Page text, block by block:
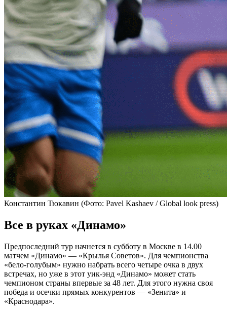
Константин Тюкавин (Фото: Pavel Kashaev / Global look press)
Все в руках «Динамо»
Предпоследний тур начнется в субботу в Москве в 14.00
матчем «Динамо» — «Крылья Советов». Для чемпионства
«бело-голубым» нужно набрать всего четыре очка в двух
встречах, но уже в этот уик-энд «Динамо» может стать
чемпионом страны впервые за 48 лет. Для этого нужна своя
победа и осечки прямых конкурентов — «Зенита» и
«Краснодара».